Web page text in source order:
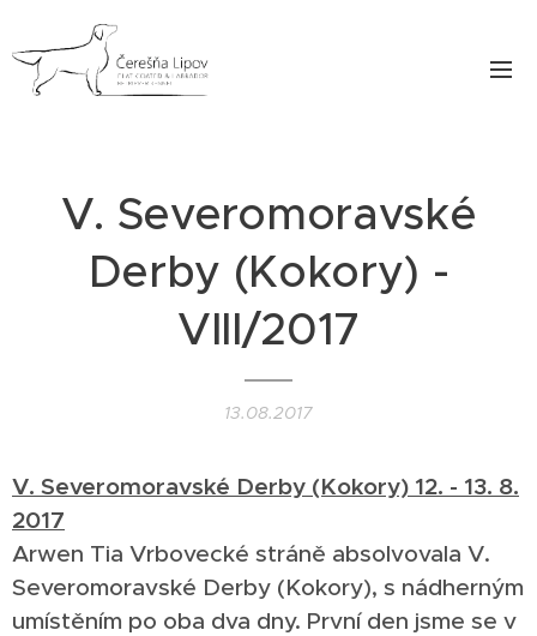
V. Severomoravské
Derby (Kokory) -
VIII/2017
13.08.2017
V. Severomoravské Derby (Kokory) 12. - 13. 8.
2017
Arwen Tia Vrbovecké stráně absolvovala V.
Severomoravské Derby (Kokory), s nádherným
umístěním po oba dva dny. První den jsme se v